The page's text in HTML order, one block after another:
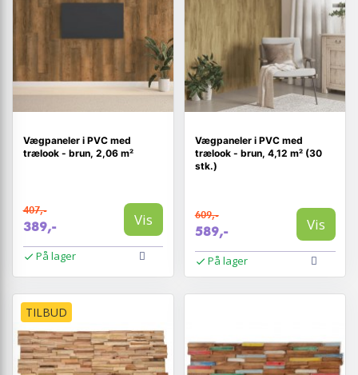
Vægpaneler i PVC med
trælook - brun, 2,06 m²
407,-
389,- Vis
På lager
Vægpaneler i PVC med
trælook - brun, 4,12 m² (30
stk.)
609,-
589,- Vis
På lager
TILBUD